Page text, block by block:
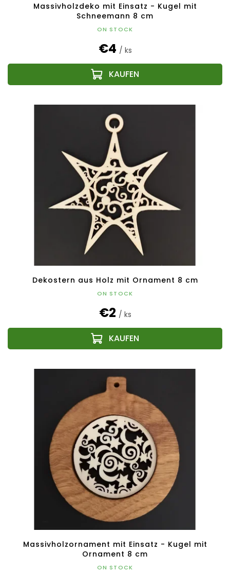
Massivholzdeko mit Einsatz - Kugel mit
Schneemann 8 cm
ON STOCK
€4 / ks
Dekostern aus Holz mit Ornament 8 cm
ON STOCK
€2 / ks
Massivholzornament mit Einsatz - Kugel mit
Ornament 8 cm
ON STOCK